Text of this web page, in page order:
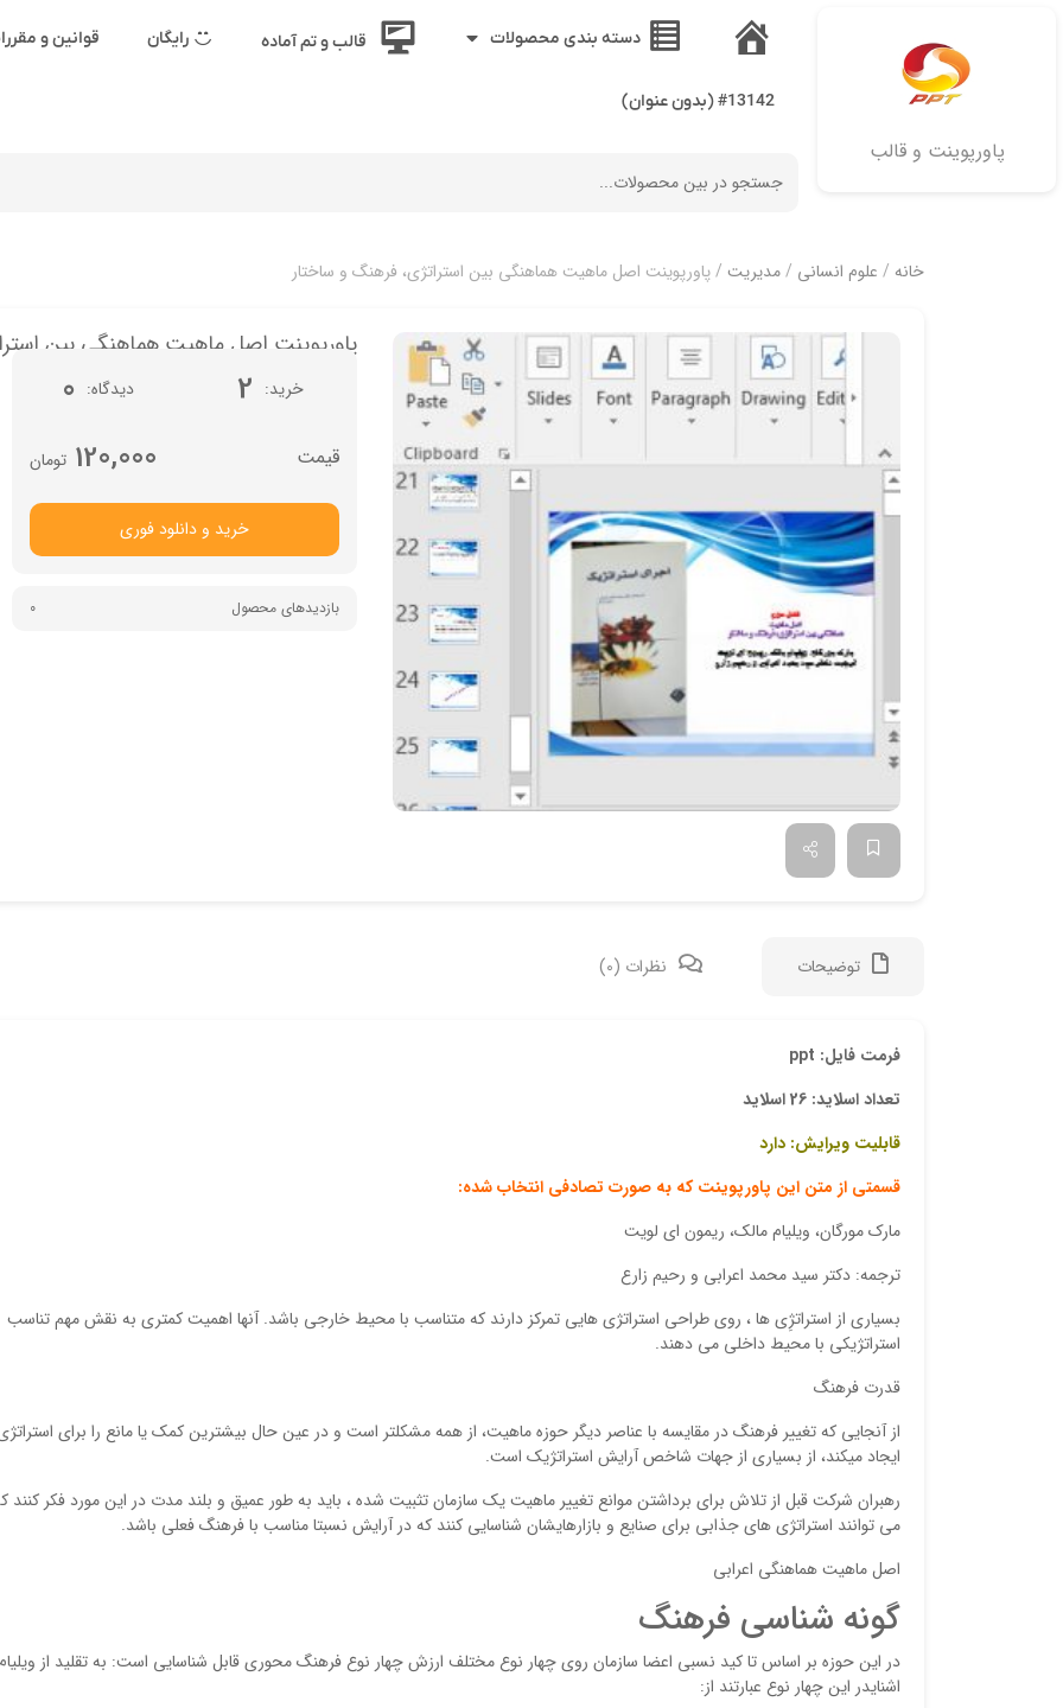
پاورپوینت و قالب
خانه
دسته بندی محصولات قالب و تم آماده رایگان قوانین و
#13142 (بدون عنوان)
خانه / علوم انسانی /مدیریت / پاورپوینت اصل ماهیت هماهنگی بین استراتژی، فرهنگ و ساختار
پاورپوینت اصل ماهیت هماهنگی بین
خرید 2 دیدگاه 0
تومان120,000
خرید و دانلود فوری
بازدیدهای محصول 0
توضیحات نظرات (0)
فرمت فایل: ppt
تعداد اسلاید: 26 اسلاید
قابلیت ویرایش: دارد
قسمتی از متن این پاورپوینت که به صورت تصادفی انتخاب شده:
مارک مورگان، ویلیام مالک، ریمون ای لویت
ترجمه: دکتر سید محمد اعرابی و رحیم زارع
بسیاری از استراتژِی ها ، روی طراحی استراتژی هایی تمرکز دارند که متناسب با محیط خارجی باشد. آنها اهمیت کمتری به نقش مهم تناسب
استراتژیکی با محیط داخلی می دهند.
قدرت فرهنگ
از آنجایی که تغییر فرهنگ در مقایسه با عناصر دیگر حوزه ماهیت، از همه مشکلتر است و در عین حال بیشترین کمک یا مانع را برای
ایجاد میکند، از بسیاری از جهات شاخص آرایش استراتژیک است.
رهبران شرکت قبل از تلاش برای برداشتن موانع تغییر ماهیت یک سازمان تثبیت شده ، باید به طور عمیق و بلند مدت در این مورد فکر کنند
می توانند استراتژی های جذابی برای صنایع و بازارهایشان شناسایی کنند که در آرایش نسبتا مناسب با فرهنگ فعلی باشد.
اصل ماهیت هماهنگی اعرابی
گونه شناسی فرهنگ
در این حوزه بر اساس تا کید نسبی اعضا سازمان روی چهار نوع مختلف ارزش چهار نوع فرهنگ محوری قابل شناسایی است: به تقلید از
اشنایدر این چهار نوع عبارتند از: